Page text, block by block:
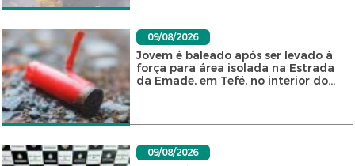
09/08/2026
Jovem é baleado após ser levado à
força para área isolada na Estrada
da Emade, em Tefé, no interior do...
09/08/2026